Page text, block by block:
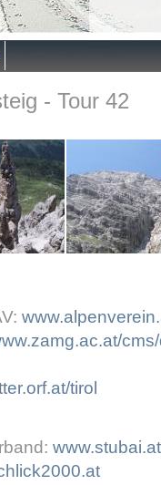
- Tour 42
tirol
www.stubai.at